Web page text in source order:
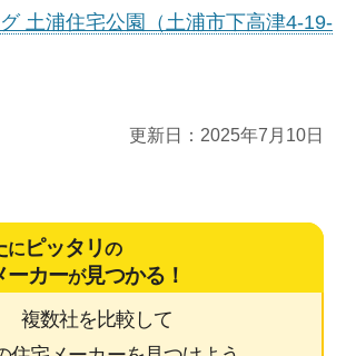
土浦住宅公園（土浦市下高津4-19-
更新日： 2025年7月10日
にピッタリの
ーカーが見つかる！
複数社を比較して